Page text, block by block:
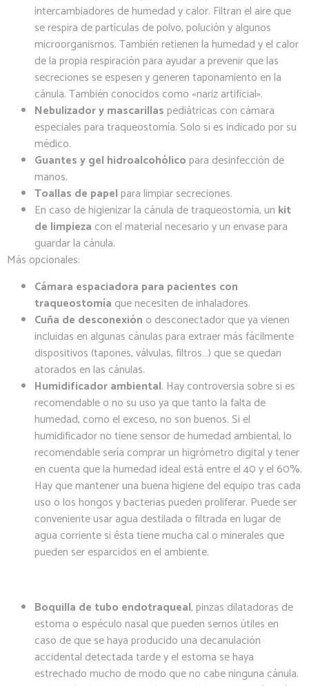
intercambiadores de humedad y calor. Filtran el aire que
se respira de partículas de polvo, polución y algunos
microorganismos. También retienen la humedad y el calor
de la propia respiración para ayudar a prevenir que las
secreciones se espesen y generen taponamiento en la
cánula. También conocidos como «nariz artificial».
Nebulizador y mascarillaspediátricas con cámara
especiales para traqueostomía. Solo si es indicado por su
médico.
Guantes y gel hidroalcohólicopara desinfección de
manos.
Toallas de papelpara limpiar secreciones.
En caso de higienizar la cánula de traqueostomía, un kit
de limpieza con el material necesario y un envase para
guardar la cánula.
Más opcionales:
Cámara espaciadora para pacientes con
traqueostomía que necesiten de inhaladores.
Cuña de desconexión o desconectador que ya vienen
incluidas en algunas cánulas para extraer más fácilmente
dispositivos (tapones, válvulas, filtros…) que se quedan
atorados en las cánulas.
Humidificador ambiental. Hay controversia sobre si es
recomendable o no su uso ya que tanto la falta de
humedad, como el exceso, no son buenos. Si el
humidificador no tiene sensor de humedad ambiental, lo
recomendable sería comprar un higrómetro digital y tener
en cuenta que la humedad ideal está entre el 40 y el 60%.
Hay que mantener una buena higiene del equipo tras cada
uso o los hongos y bacterias pueden proliferar. Puede ser
conveniente usar agua destilada o filtrada en lugar de
agua corriente si ésta tiene mucha cal o minerales que
pueden ser esparcidos en el ambiente.
Boquilla de tubo endotraqueal, pinzas dilatadoras de
estoma o espéculo nasal que pueden sernos útiles en
caso de que se haya producido una decanulación
accidental detectada tarde y el estoma se haya
estrechado mucho de modo que no cabe ninguna cánula.